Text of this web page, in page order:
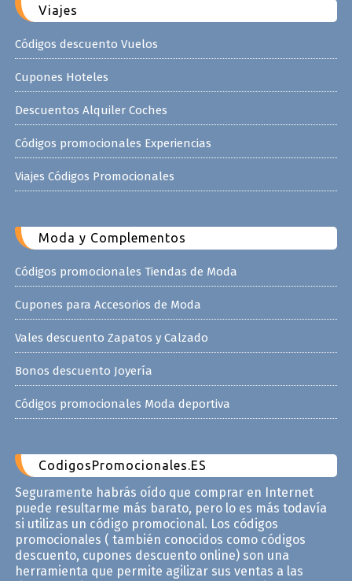
Viajes
Códigos descuento Vuelos
Cupones Hoteles
Descuentos Alquiler Coches
Códigos promocionales Experiencias
Viajes Códigos Promocionales
Moda y Complementos
Códigos promocionales Tiendas de Moda
Cupones para Accesorios de Moda
Vales descuento Zapatos y Calzado
Bonos descuento Joyería
Códigos promocionales Moda deportiva
CodigosPromocionales.ES
Seguramente habrás oído que comprar en Internet
puede resultarme más barato, pero lo es más todavía
si utilizas un código promocional. Los códigos
promocionales ( también conocidos como códigos
descuento, cupones descuento online) son una
herramienta que permite agilizar sus ventas a las